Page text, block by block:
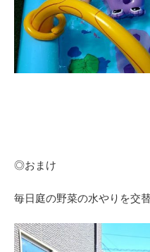
◎おまけ
毎日庭の野菜の水やりを交